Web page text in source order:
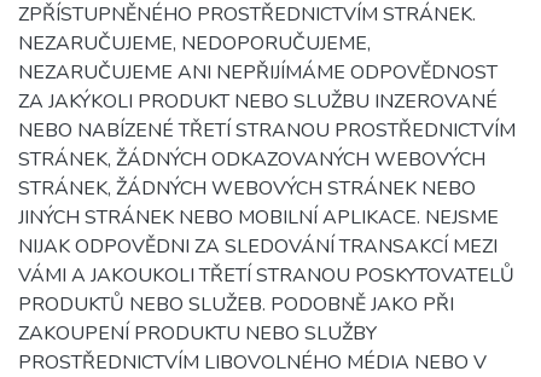
ZPŘÍSTUPNĚNÉHO PROSTŘEDNICTVÍM STRÁNEK.
NEZARUČUJEME, NEDOPORUČUJEME,
NEZARUČUJEME ANI NEPŘIJÍMÁME ODPOVĚDNOST
ZA JAKÝKOLI PRODUKT NEBO SLUŽBU INZEROVANÉ
NEBO NABÍZENÉ TŘETÍ STRANOU PROSTŘEDNICTVÍM
STRÁNEK, ŽÁDNÝCH ODKAZOVANÝCH WEBOVÝCH
STRÁNEK, ŽÁDNÝCH WEBOVÝCH STRÁNEK NEBO
JINÝCH STRÁNEK NEBO MOBILNÍ APLIKACE. NEJSME
NIJAK ODPOVĚDNI ZA SLEDOVÁNÍ TRANSAKCÍ MEZI
VÁMI A JAKOUKOLI TŘETÍ STRANOU POSKYTOVATELŮ
PRODUKTŮ NEBO SLUŽEB. PODOBNĚ JAKO PŘI
ZAKOUPENÍ PRODUKTU NEBO SLUŽBY
PROSTŘEDNICTVÍM LIBOVOLNÉHO MÉDIA NEBO V